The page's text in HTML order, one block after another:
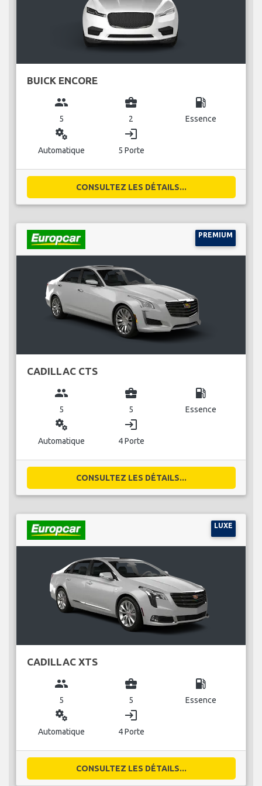
BUICK ENCORE
group
5
business_center
2
local_gas_station
Essence
miscellaneous_services
Automatique
login
5 Porte
CONSULTEZ LES DÉTAILS...
PREMIUM
CADILLAC CTS
group
5
business_center
5
local_gas_station
Essence
miscellaneous_services
Automatique
login
4 Porte
CONSULTEZ LES DÉTAILS...
LUXE
CADILLAC XTS
group
5
business_center
5
local_gas_station
Essence
miscellaneous_services
Automatique
login
4 Porte
CONSULTEZ LES DÉTAILS...